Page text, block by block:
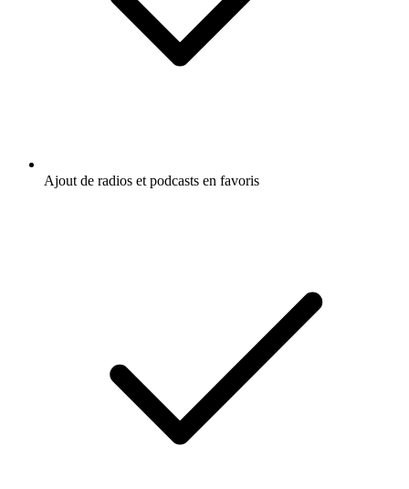
Ajout de radios et podcasts en favoris